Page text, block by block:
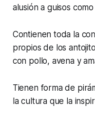
alusión a guisos
Contienen toda la
propios de los
con pollo, avena y
Tienen forma de
la cultura que la